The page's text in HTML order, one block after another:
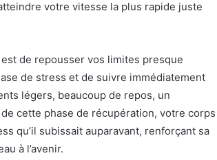
votre vitesse la plus rapide juste
de repousser vos limites presque
de stress et de suivre immédiatement
légers, beaucoup de repos, un
cette phase de récupération, votre corps
qu’il subissait auparavant, renforçant sa
à l’avenir.